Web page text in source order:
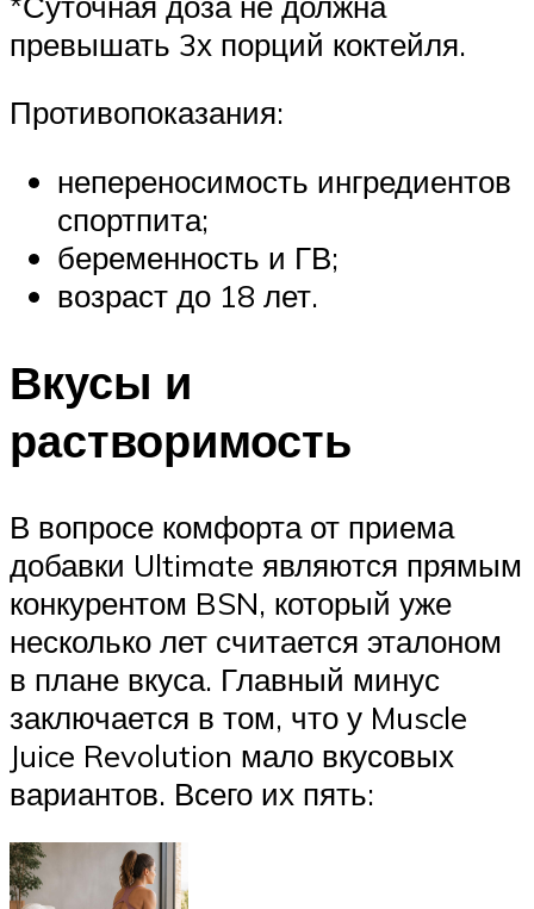
превышать 3х порций коктейля.
Противопоказания:
непереносимость ингредиентов
спортпита;
беременность и ГВ;
возраст до 18 лет.
Вкусы и
растворимость
В вопросе комфорта от приема
добавки Ultimate являются прямым
конкурентом BSN, который уже
несколько лет считается эталоном
в плане вкуса. Главный минус
заключается в том, что у Muscle
Juice Revolution мало вкусовых
вариантов. Всего их пять: